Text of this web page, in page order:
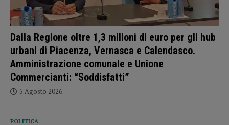
Dalla Regione oltre 1,3 milioni di euro per gli hub
urbani di Piacenza, Vernasca e Calendasco.
Amministrazione comunale e Unione
Commercianti: “Soddisfatti”
5 Agosto 2026
POLITICA